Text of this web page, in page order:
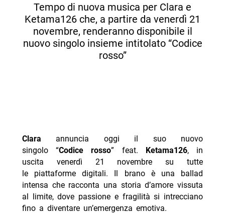
Tempo di nuova musica per Clara e
Ketama126 che, a partire da venerdì 21
novembre, renderanno disponibile il
nuovo singolo insieme intitolato “Codice
rosso”
Clara annuncia oggi il suo nuovo
singolo “Codice rosso” feat. Ketama126, in
uscita venerdì 21 novembre su tutte
le piattaforme digitali. Il brano è una ballad
intensa che racconta una storia d’amore vissuta
al limite, dove passione e fragilità si intrecciano
fino a diventare un’emergenza emotiva.